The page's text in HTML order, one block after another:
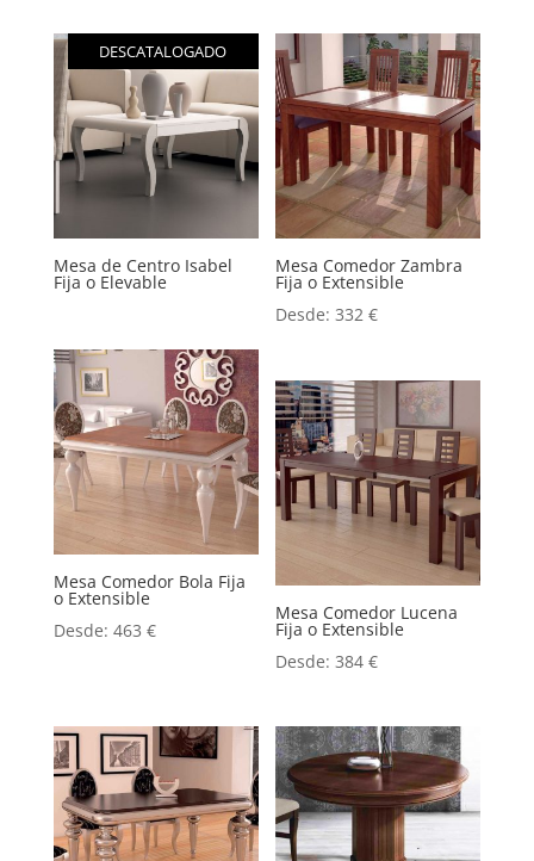
DESCATALOGADO
Mesa de Centro Isabel
Fija o Elevable
Mesa Comedor Zambra
Fija o Extensible
Desde:332€
Mesa Comedor Bola Fija
o Extensible
Desde: 463 €
Mesa Comedor Lucena
Fija o Extensible
Desde:384€